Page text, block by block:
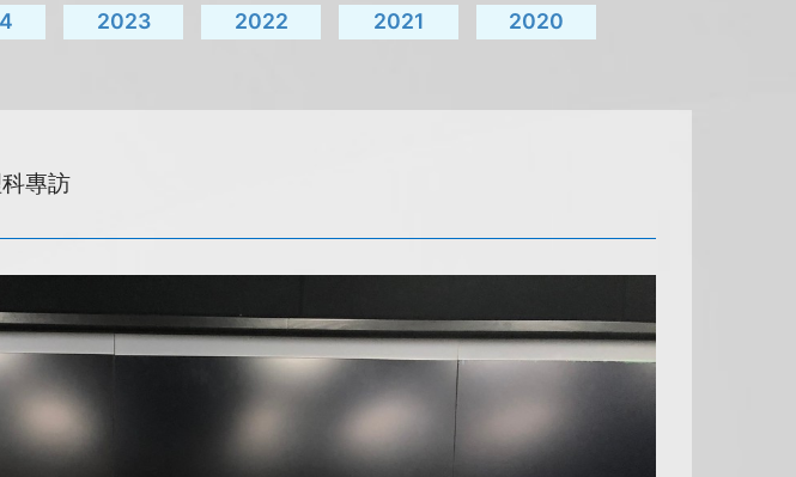
2023 2022 2021
2020
專訪